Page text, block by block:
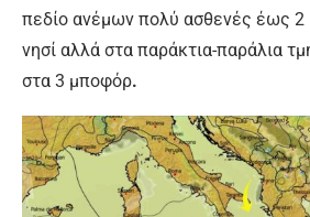
πεδίο ανέμων πολύ ασθενές έως
νησί αλλά στα παράκτια-παράλια
στα 3 μποφόρ.